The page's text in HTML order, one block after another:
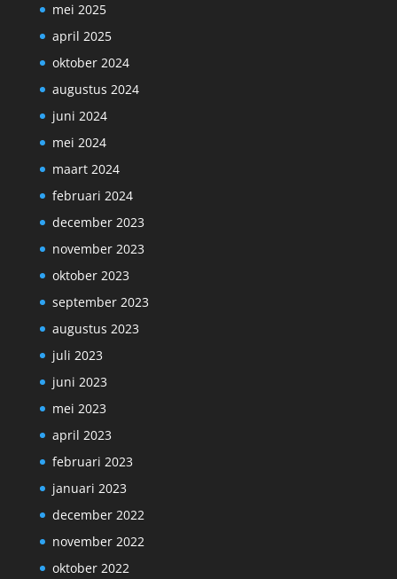
mei 2025
april 2025
oktober 2024
augustus 2024
juni 2024
mei 2024
maart 2024
februari 2024
december 2023
november 2023
oktober 2023
september 2023
augustus 2023
juli 2023
juni 2023
mei 2023
april 2023
februari 2023
januari 2023
december 2022
november 2022
oktober 2022